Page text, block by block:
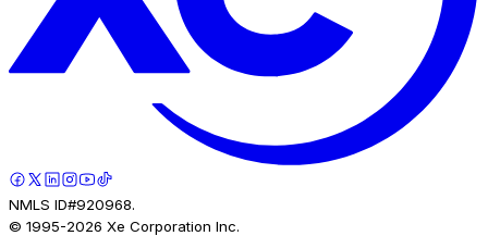
NMLS ID#920968.
© 1995-2026 Xe Corporation Inc.